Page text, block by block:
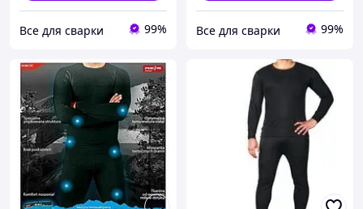
Все для сварки 99% Все для сварки 99%